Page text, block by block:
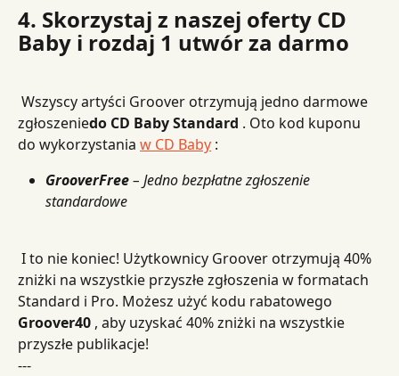
4. Skorzystaj z naszej oferty CD
Baby i rozdaj 1 utwór za darmo
zgłoszeniedo CD Baby Standard . Oto kod kuponu
do wykorzystania w CD Baby :
GrooverFree– Jedno bezpłatne zgłoszenie
standardowe
I to nie koniec! Użytkownicy Groover otrzymują 40%
zniżki na wszystkie przyszłe zgłoszenia w formatach
Standard i Pro. Możesz użyć kodu rabatowego
Groover40 , aby uzyskać 40% zniżki na wszystkie
przyszłe publikacje!
---